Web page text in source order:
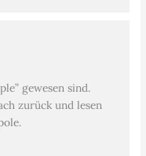
gewesen sind.
zurück und lesen